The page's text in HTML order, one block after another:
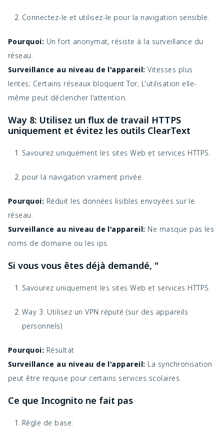
Connectez-le et utilisez-le pour la navigation sensible.
Pourquoi: Un fort anonymat, résiste à la surveillance du
réseau.
Surveillance au niveau de l'appareil:Vitesses plus
lentes; Certains réseaux bloquent Tor; L'utilisation elle-
même peut déclencher l'attention.
Way 8: Utilisez un flux de travail HTTPS
uniquement et évitez les outils ClearText
Savourez uniquement les sites Web et services HTTPS.
pour la navigation vraiment privée.
Pourquoi: Réduit les données lisibles envoyées sur le
réseau.
Surveillance au niveau de l'appareil: Ne masque pas les
noms de domaine ou les ips.
Si vous vous êtes déjà demandé, "
Savourez uniquement les sites Web et services HTTPS.
Way 3: Utilisez un VPN réputé (sur des appareils
personnels)
Pourquoi: Résultat
Surveillance au niveau de l'appareil: La synchronisation
peut être requise pour certains services scolaires.
Ce que Incognito ne fait pas
Règle de base: